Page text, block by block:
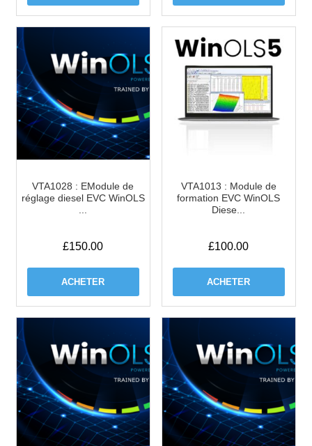
VTA1028 : EModule de
réglage diesel EVC WinOLS
£150.00
ACHETER
VTA1013 : Module de
formation EVC WinOLS
Diese...
£100.00
ACHETER